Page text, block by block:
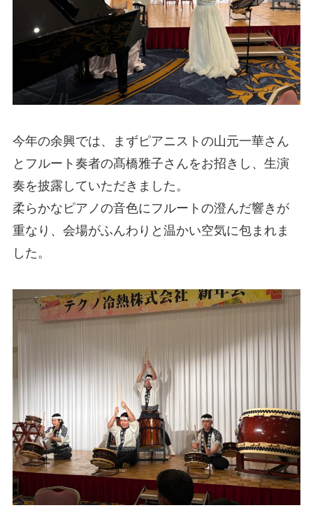
今年の余興では、まずピアニストの山元一華さん
とフルート奏者の髙橋雅子さんをお招きし、生演
奏を披露していただきました。
柔らかなピアノの音色にフルートの澄んだ響きが
重なり、会場がふんわりと温かい空気に包まれま
した。